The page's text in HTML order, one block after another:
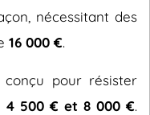
nécessitant des
16 000 €.
conçu pour résister
4 500 € et 8 000 €.